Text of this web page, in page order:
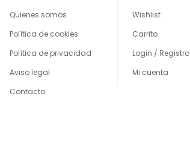
Quienes somos
Política de cookies
Política de privacidad
Aviso legal
Contacto
Wishlist
Carrito
Login / Registro
Mi cuenta